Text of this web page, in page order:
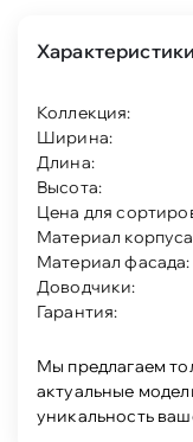
Характеристики
Коллекция:
Ширина:
Длина:
Высота:
Цена для
Материал
Материал фасада:
Доводчики:
Гарантия:
Мы предлагаем
актуальные
уникальность